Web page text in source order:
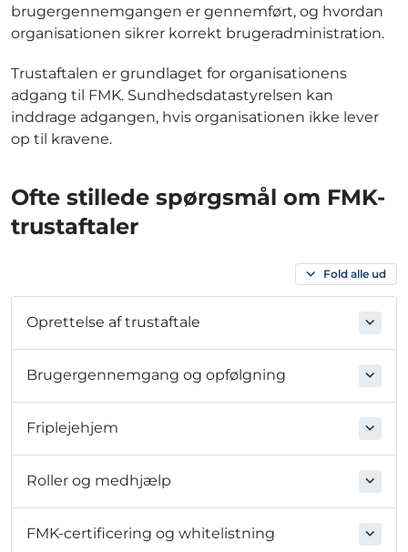
brugergennemgangen er gennemført, og hvordan
organisationen sikrer korrekt brugeradministration.
Trustaftalen er grundlaget for organisationens
adgang til FMK. Sundhedsdatastyrelsen kan
inddrage adgangen, hvis organisationen ikke lever
op til kravene.
Ofte stillede spørgsmål om FMK-
trustaftaler
Fold alle ud
Oprettelse af trustaftale
Brugergennemgang og opfølgning
Friplejehjem
Roller og medhjælp
FMK-certificering og whitelistning